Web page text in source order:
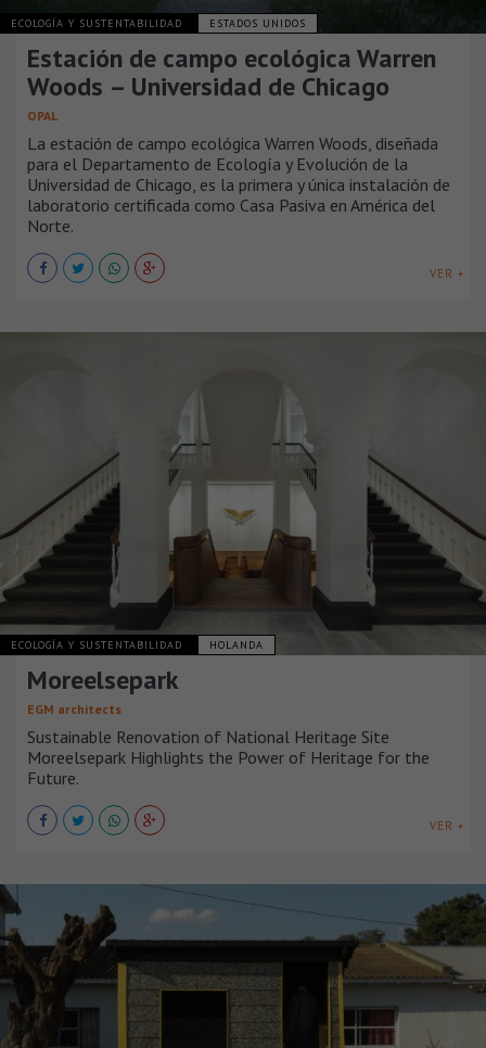
ECOLOGÍA Y SUSTENTABILIDAD ESTADOS UNIDOS
Estación de campo ecológica Warren
Woods – Universidad de Chicago
OPAL
La estación de campo ecológica Warren Woods, diseñada
para el Departamento de Ecología y Evolución de la
Universidad de Chicago, es la primera y única instalación de
laboratorio certificada como Casa Pasiva en América del
Norte.
VER +
ECOLOGÍA Y SUSTENTABILIDAD HOLANDA
Moreelsepark
EGM architects
Sustainable Renovation of National Heritage Site
Moreelsepark Highlights the Power of Heritage for the
Future.
VER +